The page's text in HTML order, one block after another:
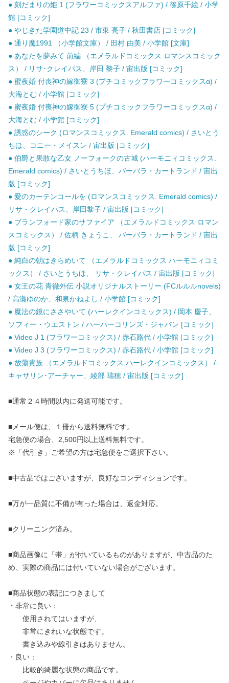
● 刻だまりの姫 1 (フラワーコミックスアルファ) / 篠原千絵 / 小学
館 [コミック]
● やじきた学園道中記 23 / 市東 亮子 / 秋田書店 [コミック]
● 通り魔1991 （小学館文庫） / 田村 由美 / 小学館 [文庫]
● あなたを夢みて 前編 （エメラルドコミックス ロマンスコミック
ス） / リサ･クレイパス、岸田 黎子 / 宙出版 [コミック]
● 蜜夜婚 付喪神の嫁御寮 3 (プチコミックフラワーコミックスα) /
大海とむ / 小学館 [コミック]
● 蜜夜婚 付喪神の嫁御寮 5 (プチコミックフラワーコミックスα) /
大海とむ / 小学館 [コミック]
● 誘惑のシーク (ロマンスコミックス. Emerald comics) / さいとう
ちほ、コニー・メイスン / 宙出版 [コミック]
● 伯爵と果敢な乙女 ノーフォークの古城 (ハーモニィコミックス.
Emerald comics) / さいとうちほ、バーバラ・カートランド / 宙出
版 [コミック]
● 愛のカーテンコールを (ロマンスコミックス. Emerald comics) /
リサ・クレイパス、岸田黎子 / 宙出版 [コミック]
● ブランフォード家のサファイア （エメラルドコミックス ロマン
スコミックス） / 佐柄 きょうこ、 バーバラ・カートランド / 宙出
版 [コミック]
● 純白の朝はきらめいて （エメラルドコミックス ハーモニィコミ
ックス） / さいとうちほ、 リサ・クレイパス / 宙出版 [コミック]
● 女王の花 青徹外伝 小説オリジナルストーリー (FCルルルnovels)
/ 高瀬ゆのか、和泉かねよし / 小学館 [コミック]
● 魔法の鏡にささやいて (ハーレクインコミックス) / 岡本 慶子、
ソフィー・ウエストン / ハーパーコリンズ・ジャパン [コミック]
● Video J 1 (フラワーコミックス) / 赤石路代 / 小学館 [コミック]
● Video J 3 (フラワーコミックス) / 赤石路代 / 小学館 [コミック]
● 放蕩貴族 （エメラルドコミックス ハーレクインコミックス） /
キャサリン･アーチャー、綾部 瑞穂 / 宙出版 [コミック]
■通常２４時間以内に発送可能です。
■メール便は、１冊から送料無料です。
宅急便の場合、2,500円以上送料無料です。
※「代引き」ご希望の方は宅急便をご選択下さい。
■中古品ではございますが、良好なコンディションです。
■万が一品質に不備が有った場合は、返金対応。
■クリーニング済み。
■商品画像に「帯」が付いているものがありますが、中古品のた
め、実際の商品には付いていない場合がございます。
■商品状態の表記につきまして
・非常に良い：
使用されてはいますが、
非常にきれいな状態です。
書き込みや線引きはありません。
・良い：
比較的綺麗な状態の商品です。